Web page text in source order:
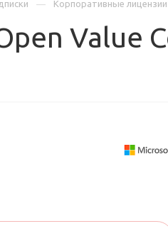
Корпоративные
Value